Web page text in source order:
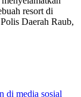
resort di
Daerah Raub,